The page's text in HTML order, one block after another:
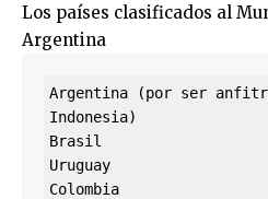
Los países clasificados al
Argentina
Argentina (por ser
Indonesia)
Brasil
Uruguay
Colombia